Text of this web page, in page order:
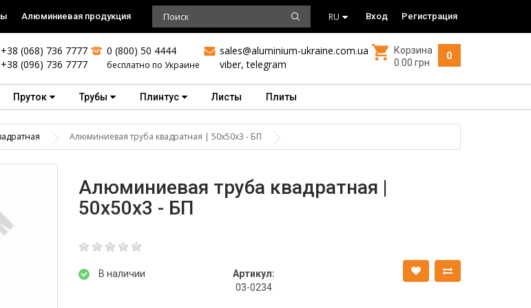
Алюминиевая продукция RU Вход Регистрация
+38 (068) 736 7777
+38 (096) 736 7777
0 (800) 50 4444
бесплатно по Украине
sales@aluminium-ukraine.com.ua
viber,telegram
0
Корзина
0.00 грн
Пруток Трубы Плинтус Листы Плиты
Алюминиевая труба квадратная | 50х50х3 - БП
Алюминиевая труба квадратная |
50х50х3 - БП
В наличии
Артикул:
03-0234